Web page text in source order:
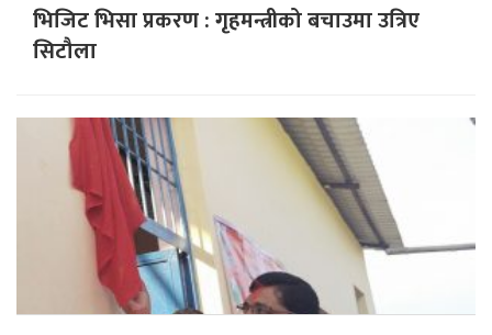
भिजिट भिसा प्रकरण : गृहमन्त्रीको बचाउमा उत्रिए
सिटौला